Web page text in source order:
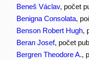
Beneš Václav, počet
Benigna Consolata,
Benson Robert Hugh,
Beran Josef, počet
Bergren Theodore A.,